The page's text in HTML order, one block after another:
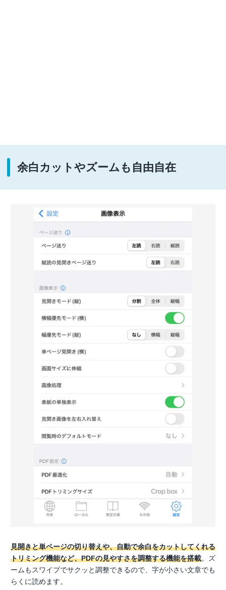
余白カットやズームも自由自在
見開きと単ページの切り替えや、自動で余白をカットしてくれる
トリミング機能など、PDFの見やすさを調整する機能を搭載。ズ
ームもスワイプでサクッと調整できるので、字が小さい文章でも
らくに読めます。